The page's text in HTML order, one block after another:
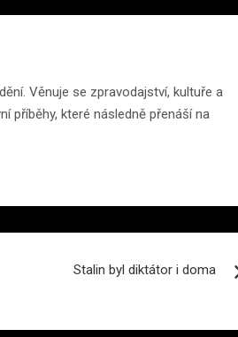
Věnuje se zpravodajství, kultuře a
příběhy, které následně přenáší na
Stalin byl diktátor i doma